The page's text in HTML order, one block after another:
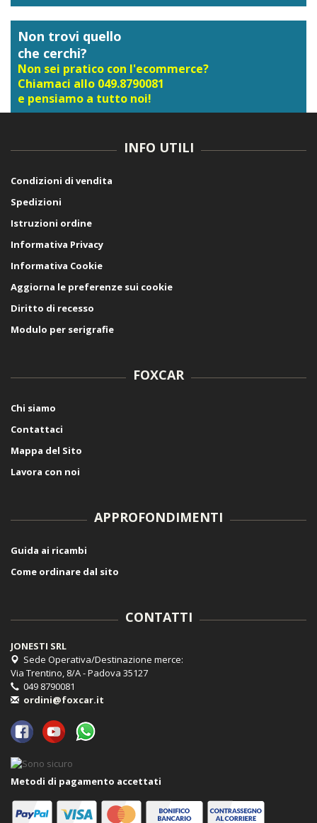
Non trovi quello
che cerchi?
Non sei pratico con l'ecommerce?
Chiamaci allo 049.8790081
e pensiamo a tutto noi!
INFO UTILI
Condizioni di vendita
Spedizioni
Istruzioni ordine
Informativa Privacy
Informativa Cookie
Aggiorna le preferenze sui cookie
Diritto di recesso
Modulo per serigrafie
FOXCAR
Chi siamo
Contattaci
Mappa del Sito
Lavora con noi
APPROFONDIMENTI
Guida ai ricambi
Come ordinare dal sito
CONTATTI
JONESTI SRL
Sede Operativa/Destinazione merce:
Via Trentino, 8/A - Padova 35127
049 8790081
ordini@foxcar.it
Metodi di pagamento accettati